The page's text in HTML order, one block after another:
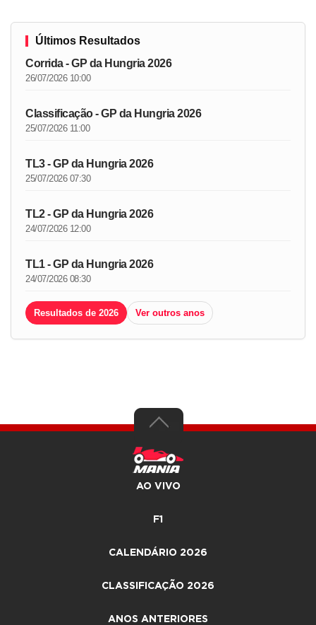
Últimos Resultados
Corrida - GP da Hungria 2026
26/07/2026 10:00
Classificação - GP da Hungria 2026
25/07/2026 11:00
TL3 - GP da Hungria 2026
25/07/2026 07:30
TL2 - GP da Hungria 2026
24/07/2026 12:00
TL1 - GP da Hungria 2026
24/07/2026 08:30
Resultados de 2026 Ver outros anos
AO VIVO
F1
CALENDÁRIO 2026
CLASSIFICAÇÃO 2026
ANOS ANTERIORES